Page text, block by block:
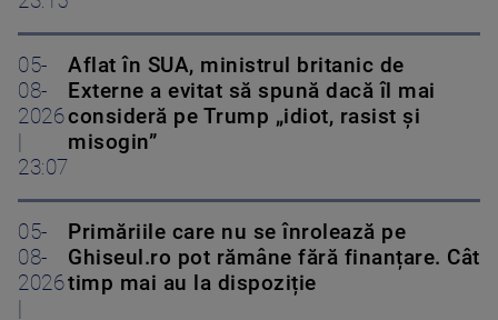
05-
08-
2026
23:07
Aflat în SUA, ministrul britanic de
Externe a evitat să spună dacă îl mai
consideră pe Trump „idiot, rasist și
misogin”
05-
08-
2026
Primăriile care nu se înrolează pe
Ghiseul.ro pot rămâne fără finanțare. Cât
timp mai au la dispoziție